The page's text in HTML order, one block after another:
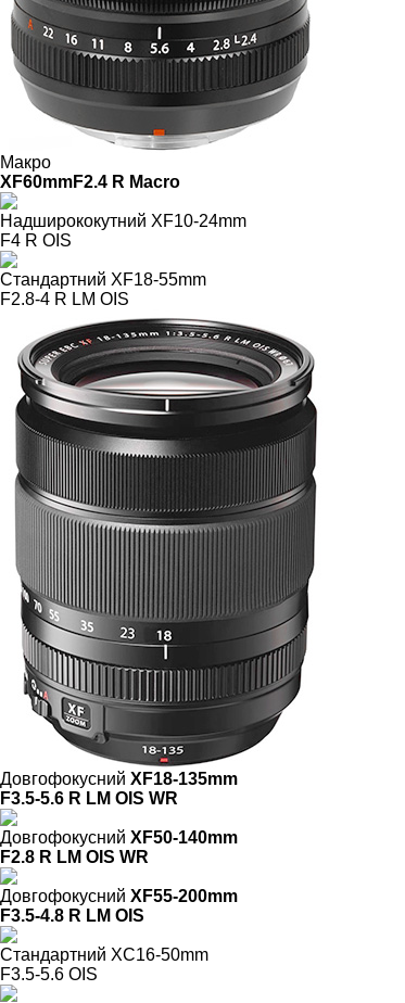
Макро
XF60mmF2.4 R Macro
Надширококутний XF10-24mm
F4 R OIS
Стандартний XF18-55mm
F2.8-4 R LM OIS
Довгофокусний XF18-135mm
F3.5-5.6 R LM OIS WR
Довгофокусний XF50-140mm
F2.8 R LM OIS WR
Довгофокусний XF55-200mm
F3.5-4.8 R LM OIS
Стандартний XC16-50mm
F3.5-5.6 OIS